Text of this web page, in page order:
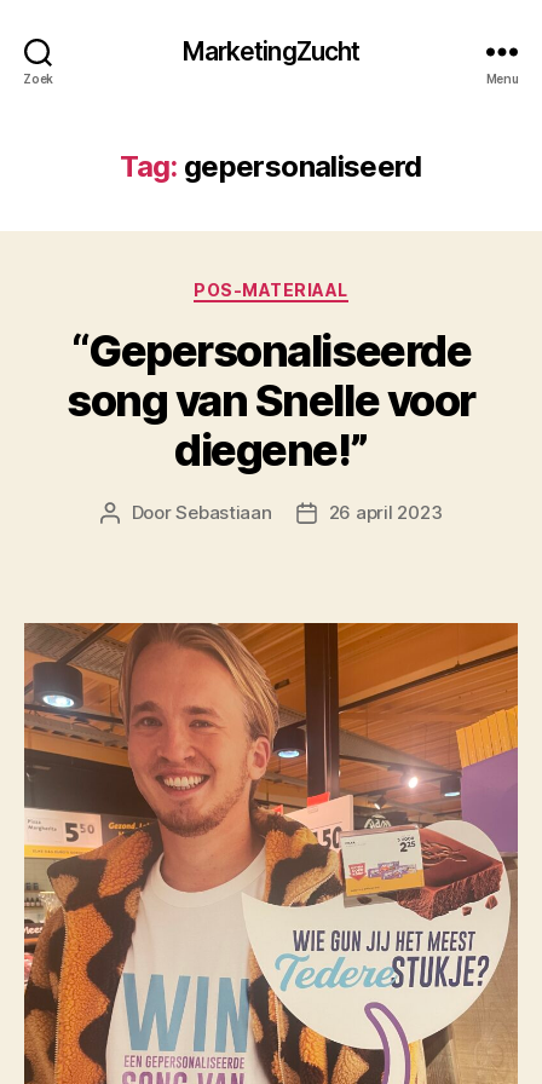
Zoek
MarketingZucht
Menu
Tag: gepersonaliseerd
Categorieën
POS-MATERIAAL
“Gepersonaliseerde
song van Snelle voor
diegene!”
Berichtauteur
DoorSebastiaan Berichtdatum
26 april 2023